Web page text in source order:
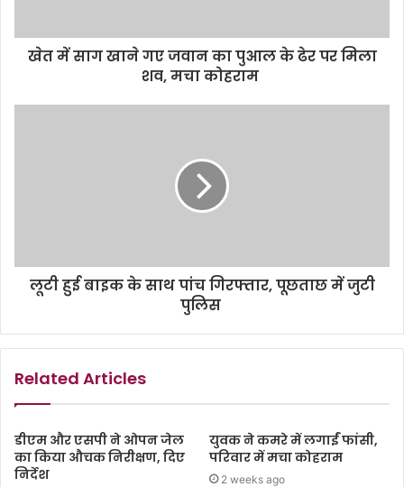
खेत में साग खाने गए जवान का पुआल के ढेर पर मिला
शव, मचा कोहराम
लूटी हुई बाइक के साथ पांच गिरफ्तार, पूछताछ में जुटी
पुलिस
Related Articles
डीएम और एसपी ने ओपन जेल
का किया औचक निरीक्षण, दिए
निर्देश
युवक ने कमरे में लगाईं फांसी,
परिवार में मचा कोहराम
2 weeks ago